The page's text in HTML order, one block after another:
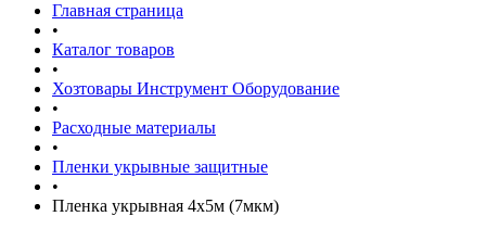
Главная страница
•
Каталог товаров
•
Хозтовары Инструмент Оборудование
•
Расходные материалы
•
Пленки укрывные защитные
•
Пленка укрывная 4х5м (7мкм)